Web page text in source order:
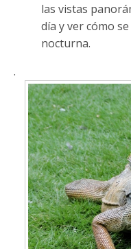
las vistas
día y ver cómo
nocturna.
.